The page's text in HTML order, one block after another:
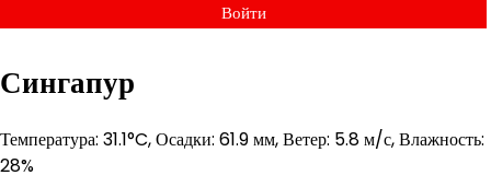
Войти
Сингапур
Температура: 31.1°C, Осадки: 61.9 мм, Ветер: 5.8 м/с, Влажность:
28%